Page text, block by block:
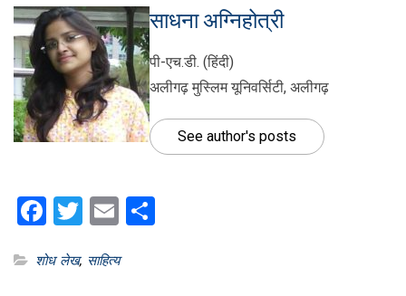
साधना अग्निहोत्री
पी-एच.डी. (हिंदी)
अलीगढ़ मुस्लिम यूनिवर्सिटी, अलीगढ़
See author's posts
Facebook
Twitter
Email
शोध लेख, साहित्य